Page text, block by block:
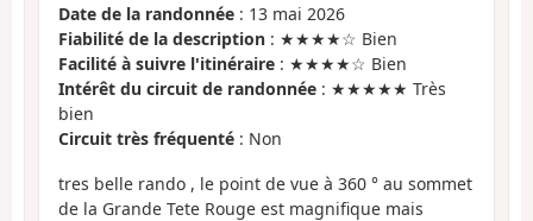
Date de la randonnée : 13 mai 2026
Fiabilité de la description : ★★★★☆ Bien
Facilité à suivre l'itinéraire : ★★★★☆ Bien
Intérêt du circuit de randonnée : ★★★★★ Très
bien
Circuit très fréquenté : Non
tres belle rando , le point de vue à 360 ° au sommet
de la Grande Tete Rouge est magnifique mais